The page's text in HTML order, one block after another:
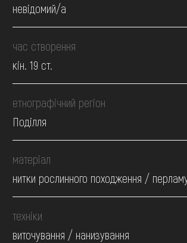
невідомий/а
час створення
кін. 19 ст.
етнографічний регіон
Поділля
матеріал
нитки рослинного походження /
техніки
виточування / нанизування